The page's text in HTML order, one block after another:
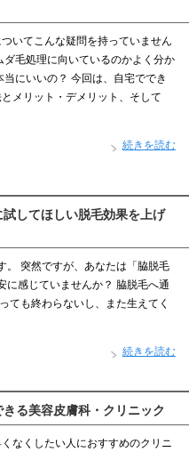
いてこんな疑問を持っていません
ダ毛処理に向いているのかよく分か
当にいいの？ 今回は、自宅ででき
メリット・デメリット、そして
続きを読む
してほしい脱毛効果を上げ
。 突然ですが、あなたは「脇脱毛
に感じていませんか？ 脇脱毛へ通
も終わらないし、また生えてく
続きを読む
る美容皮膚科・クリニック
なくしたい人におすすめのクリニ